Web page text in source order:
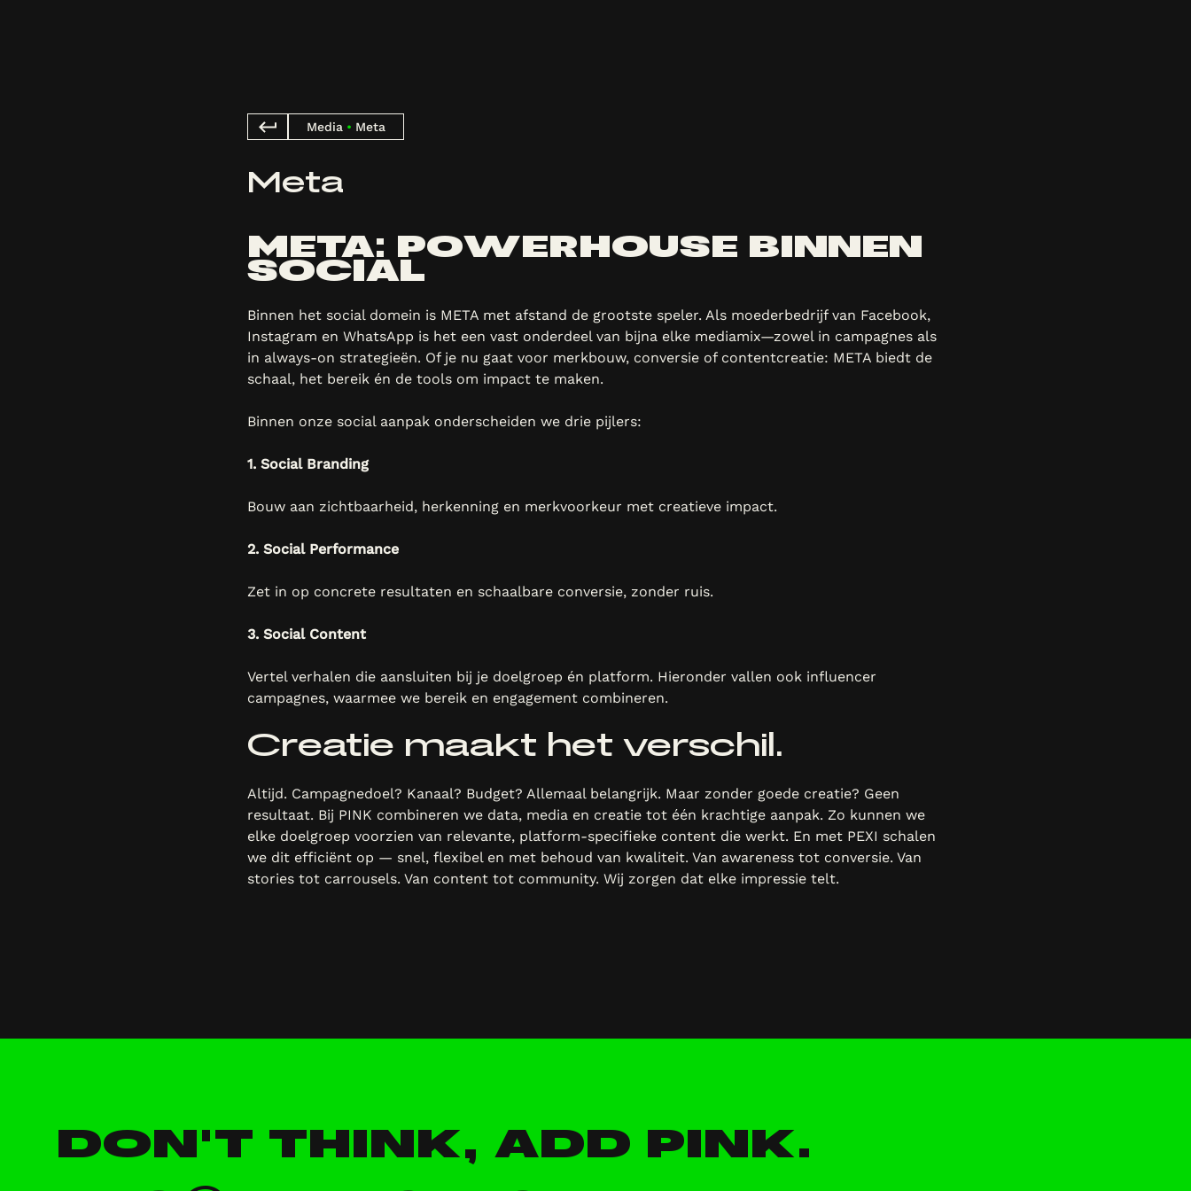
Media • Meta
Meta
META: POWERHOUSE BINNEN
SOCIAL
Binnen het social domein is META met afstand de grootste speler. Als moederbedrijf van Facebook,
Instagram en WhatsApp is het een vast onderdeel van bijna elke mediamix—zowel in campagnes als
in always-on strategieën. Of je nu gaat voor merkbouw, conversie of contentcreatie: META biedt de
schaal, het bereik én de tools om impact te maken.
Binnen onze social aanpak onderscheiden we drie pijlers:
1. Social Branding
Bouw aan zichtbaarheid, herkenning en merkvoorkeur met creatieve impact.
2. Social Performance
Zet in op concrete resultaten en schaalbare conversie, zonder ruis.
3. Social Content
Vertel verhalen die aansluiten bij je doelgroep én platform. Hieronder vallen ook influencer
campagnes, waarmee we bereik en engagement combineren.
Creatie maakt het verschil.
Altijd. Campagnedoel? Kanaal? Budget? Allemaal belangrijk. Maar zonder goede creatie? Geen
resultaat. Bij PINK combineren we data, media en creatie tot één krachtige aanpak. Zo kunnen we
elke doelgroep voorzien van relevante, platform-specifieke content die werkt. En met PEXI schalen
we dit efficiënt op — snel, flexibel en met behoud van kwaliteit. Van awareness tot conversie. Van
stories tot carrousels. Van content tot community. Wij zorgen dat elke impressie telt.
DON'T THINK, ADD PINK.